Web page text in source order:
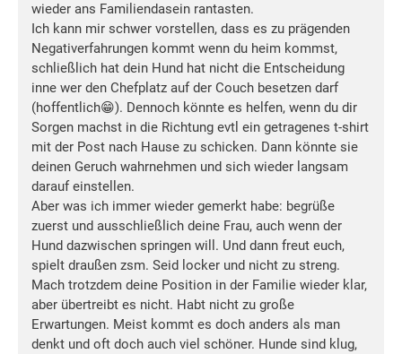
wieder ans Familiendasein rantasten.
Ich kann mir schwer vorstellen, dass es zu prägenden
Negativerfahrungen kommt wenn du heim kommst,
schließlich hat dein Hund hat nicht die Entscheidung
inne wer den Chefplatz auf der Couch besetzen darf
(hoffentlich😁). Dennoch könnte es helfen, wenn du dir
Sorgen machst in die Richtung evtl ein getragenes t-shirt
mit der Post nach Hause zu schicken. Dann könnte sie
deinen Geruch wahrnehmen und sich wieder langsam
darauf einstellen.
Aber was ich immer wieder gemerkt habe: begrüße
zuerst und ausschließlich deine Frau, auch wenn der
Hund dazwischen springen will. Und dann freut euch,
spielt draußen zsm. Seid locker und nicht zu streng.
Mach trotzdem deine Position in der Familie wieder klar,
aber übertreibt es nicht. Habt nicht zu große
Erwartungen. Meist kommt es doch anders als man
denkt und oft doch auch viel schöner. Hunde sind klug,